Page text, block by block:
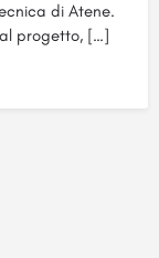
di Atene.
progetto, […]